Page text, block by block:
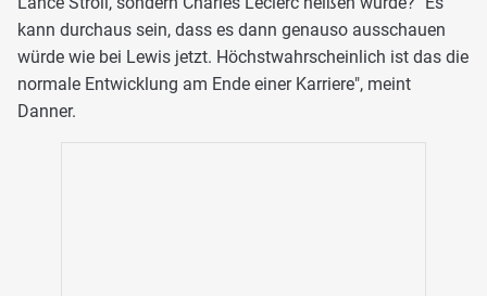
kann durchaus sein, dass es dann genauso ausschauen
würde wie bei Lewis jetzt. Höchstwahrscheinlich ist das die
normale Entwicklung am Ende einer Karriere", meint
Danner.